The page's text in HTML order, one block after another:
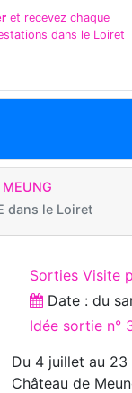
et recevez chaque
dans le Loiret
dans le Loiret
Sorties Visite
Date : du
Idée sortie n°
Du 4 juillet au
Château de